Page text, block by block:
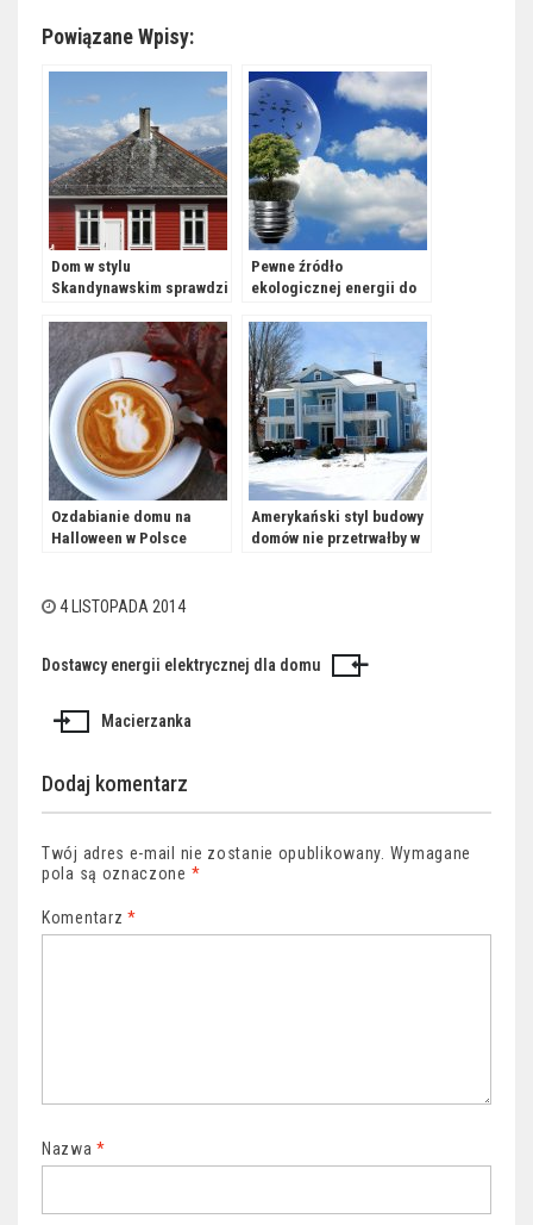
Powiązane Wpisy:
Dom w stylu
Skandynawskim sprawdzi
Pewne źródło
ekologicznej energii do
Ozdabianie domu na
Halloween w Polsce
Amerykański styl budowy
domów nie przetrwałby w
4 LISTOPADA 2014
Nawigacja
wpisu
Dostawcy energii elektrycznej dla domu
Macierzanka
Dodaj komentarz
Twój adres e-mail nie zostanie opublikowany. Wymagane
pola są oznaczone *
Komentarz *
Nazwa*